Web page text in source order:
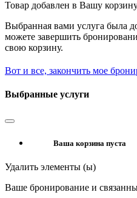
Товар добавлен в Вашу
Выбранная вами услуга была
можете завершить
свою корзину.
Вот и все, закончить мое
Выбранные услуги
Ваша корзина пуста
Удалить элементы (ы)
Ваше бронирование и